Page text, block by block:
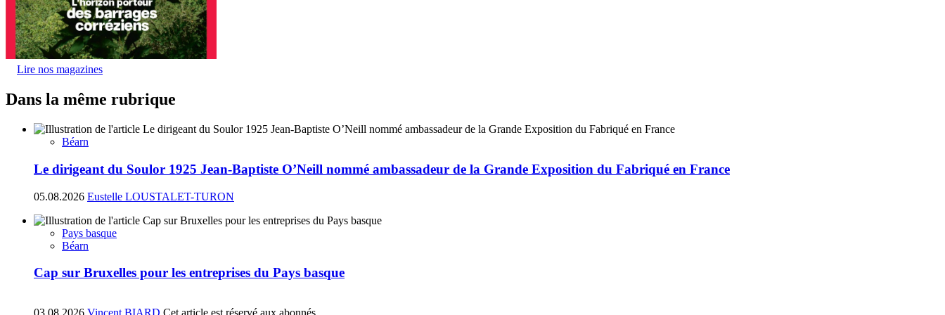
Lire nos magazines
Dans la même rubrique
Béarn
Le dirigeant du Soulor 1925 Jean-Baptiste O’Neill nommé ambassadeur de la Grande Exposition du Fabriqué en France
05.08.2026 Eustelle LOUSTALET-TURON
Pays basque
Béarn
Cap sur Bruxelles pour les entreprises du Pays basque
03.08.2026 Vincent BIARD Cet article est réservé aux abonnés